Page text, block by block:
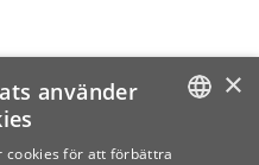
SWEDISH
×
använder
cookies för att förbättra